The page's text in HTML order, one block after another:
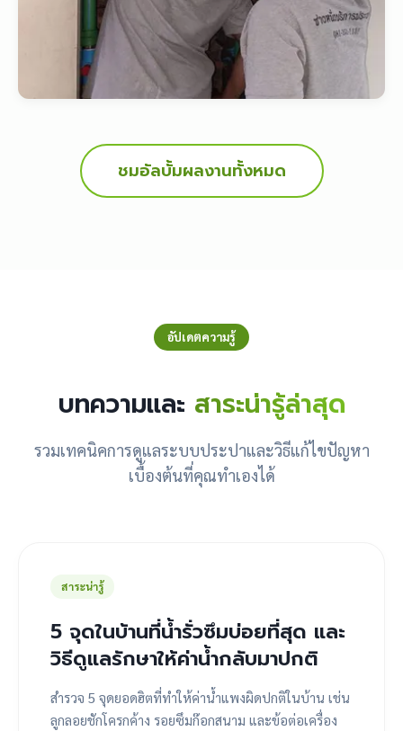
ชมอัลบั้มผลงานทั้งหมด
อัปเดตความรู้
บทความและ สาระน่ารู้ล่าสุด
รวมเทคนิคการดูแลระบบประปาและวิธีแก้ไขปัญหา
เบื้องต้นที่คุณทำเองได้
สาระน่ารู้
5 จุดในบ้านที่น้ำรั่วซึมบ่อยที่สุด และ
วิธีดูแลรักษาให้ค่าน้ำกลับมาปกติ
สำรวจ 5 จุดยอดฮิตที่ทำให้ค่าน้ำแพงผิดปกติในบ้าน เช่น
ลูกลอยชักโครกค้าง รอยซึมก๊อกสนาม และข้อต่อเครื่อง